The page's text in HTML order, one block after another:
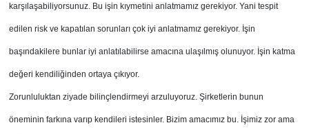
karşılaşabiliyorsunuz. Bu işin kıymetini anlatmamız gerekiyor. Yani tespit
edilen risk ve kapatılan sorunları çok iyi anlatmamız gerekiyor. İşin
başındakilere bunlar iyi anlatılabilirse amacına ulaşılmış olunuyor. İşin katma
değeri kendiliğinden ortaya çıkıyor.
Zorunluluktan ziyade bilinçlendirmeyi arzuluyoruz. Şirketlerin bunun
öneminin farkına varıp kendileri istesinler. Bizim amacımız bu. İşimiz zor ama